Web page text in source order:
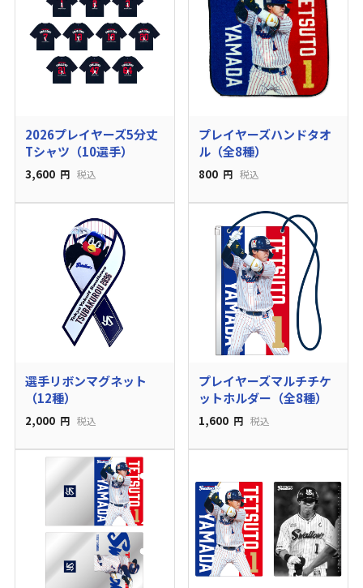
2026プレイヤーズ5分丈
Tシャツ（10選手）
3,600 円 税込
プレイヤーズハンドタオ
ル（全8種）
800 円 税込
選手リボンマグネット
（12種）
2,000 円 税込
プレイヤーズマルチチケ
ットホルダー（全8種）
1,600 円 税込